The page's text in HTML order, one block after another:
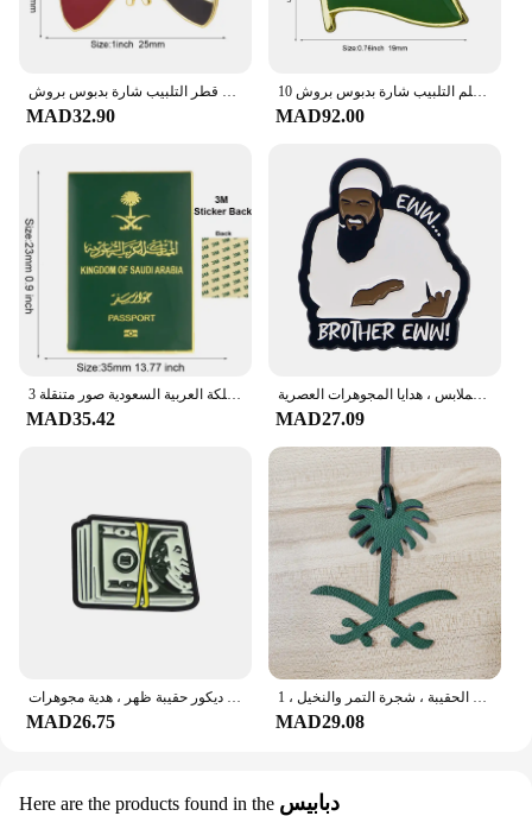
علم قطر التلبيب شارة بدبوس بروش
MAD32.90
10 قطعة مجموعة المملكة العربية السعودية العلم التلبيب شارة بدبوس بروش
MAD92.00
اختيار المملكة العربية السعودية صور متنقلة 3M ملصق شارة معدنية دبابيس دبابيس
MAD35.42
مضحك شقيق يقتبس دبوس المينا بروش ، دبابيس طية صدر ، شارة على ظهره ، اكسسوارات الملابس ، هدايا المجوهرات العصرية
MAD27.09
بروش مينا على شكل نقود إبداعي ، رمز دولار ، شارة طية صدر ورقة نقدية ، ديكور حقيبة ظهر ، هدية مجوهرات
MAD26.75
سلسلة مفاتيح بخريطة من الجلد الطبيعي للسيدات ، دلاية على الظهر ، سحر الحقيبة ، شجرة التمر والنخيل ، 1 *
MAD29.08
Here are the products found in the دبابيس